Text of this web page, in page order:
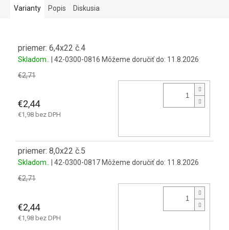
Varianty Popis Diskusia
priemer: 6,4x22 č.4
Skladom.. | 42-0300-0816 Môžeme doručiť do: 11.8.2026
€2,71
€2,44
€1,98 bez DPH
priemer: 8,0x22 č.5
Skladom.. | 42-0300-0817 Môžeme doručiť do: 11.8.2026
€2,71
€2,44
€1,98 bez DPH